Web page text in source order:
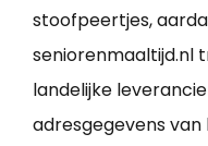
stoofpeertjes,
seniorenmaaltijd.nl
landelijke
adresgegevens